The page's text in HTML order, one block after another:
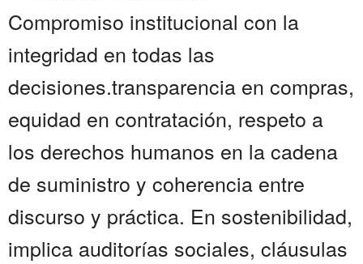
Compromiso institucional con la
integridad en todas las
decisiones.transparencia en compras,
equidad en contratación, respeto a
los derechos humanos en la cadena
de suministro y coherencia entre
discurso y práctica. En sostenibilidad,
implica auditorías sociales, cláusulas